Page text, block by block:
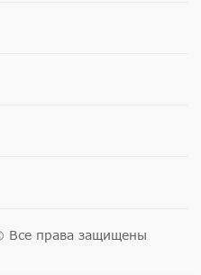
Все права защищены